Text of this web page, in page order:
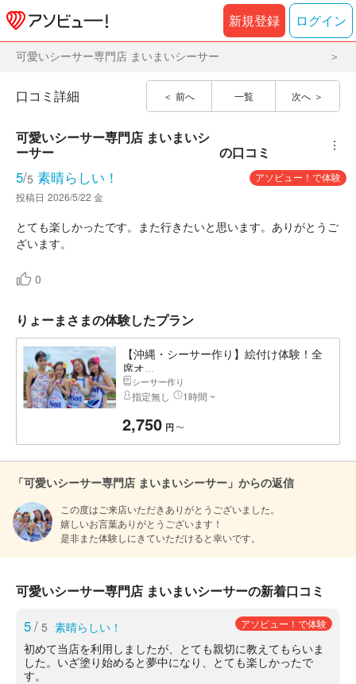
新規登録 ログイン
可愛いシーサー専門店 まいまいシーサー
前へ 一覧 次へ
口コミ詳細
可愛いシーサー専門店 まいまいシ
ーサー
の口コミ ︙
5/5 素晴らしい！
アソビュー！で体験
投稿日 2026/5/22 金
とても楽しかったです。また行きたいと思います。ありがとうご
ざいます。
0
りょーまさまの体験したプラン
【沖縄・シーサー作り】絵付け体験！全
席オ...
シーサー作り
指定無し 1時間 ~
2,750 円 〜
「可愛いシーサー専門店 まいまいシーサー」からの返信
この度はご来店いただきありがとうございました。
嬉しいお言葉ありがとうございます！
是非また体験しにきていただけると幸いです。
可愛いシーサー専門店 まいまいシーサーの新着口コミ
5/ 5 素晴らしい！ アソビュー！で体験
初めて当店を利用しましたが、とても親切に教えてもらいま
した。いざ塗り始めると夢中になり、とても楽しかったで
す。